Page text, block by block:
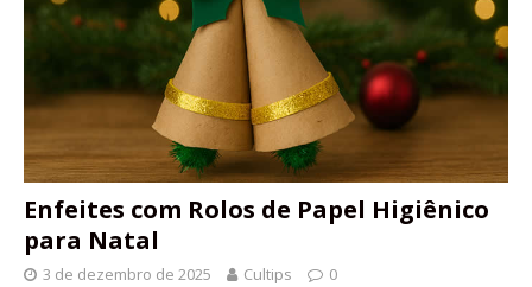
Enfeites com Rolos de Papel Higiênico
para Natal
3 de dezembro de 2025 Cultips 0